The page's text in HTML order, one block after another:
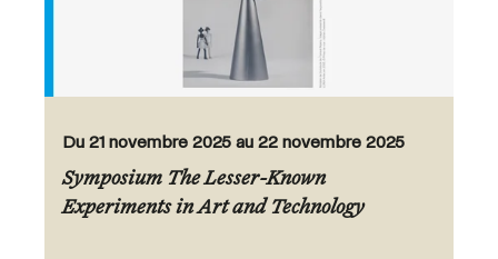
Symposium The Lesser-Known
Experiments in Art and Technology
Du 21 novembre 2025 au 22 novembre 2025